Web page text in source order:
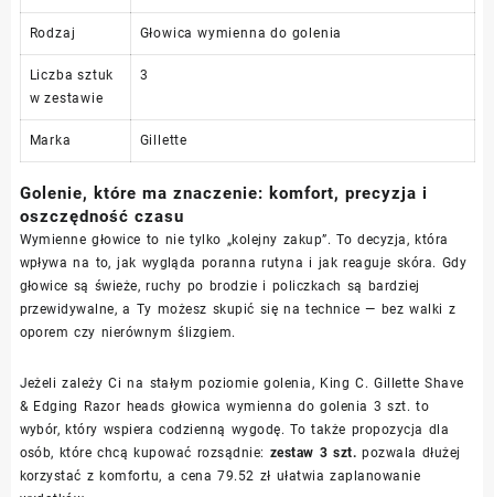
Rodzaj Głowica wymienna do golenia
Liczba sztuk
w zestawie
3
Marka Gillette
Golenie, które ma znaczenie: komfort, precyzja i
oszczędność czasu
Wymienne głowice to nie tylko „kolejny zakup”. To decyzja, która
wpływa na to, jak wygląda poranna rutyna i jak reaguje skóra. Gdy
głowice są świeże, ruchy po brodzie i policzkach są bardziej
przewidywalne, a Ty możesz skupić się na technice — bez walki z
oporem czy nierównym ślizgiem.
Jeżeli zależy Ci na stałym poziomie golenia, King C. Gillette Shave
& Edging Razor heads głowica wymienna do golenia 3 szt. to
wybór, który wspiera codzienną wygodę. To także propozycja dla
osób, które chcą kupować rozsądnie: zestaw 3 szt. pozwala dłużej
korzystać z komfortu, a cena 79.52 zł ułatwia zaplanowanie